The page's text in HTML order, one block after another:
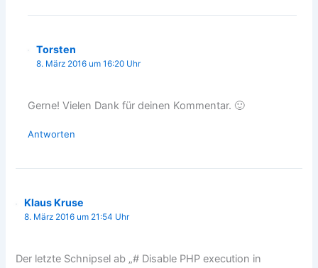
Torsten
8. März 2016 um 16:20 Uhr
Gerne! Vielen Dank für deinen Kommentar. 🙂
Antworten
Klaus Kruse
8. März 2016 um 21:54 Uhr
Der letzte Schnipsel ab „# Disable PHP execution in